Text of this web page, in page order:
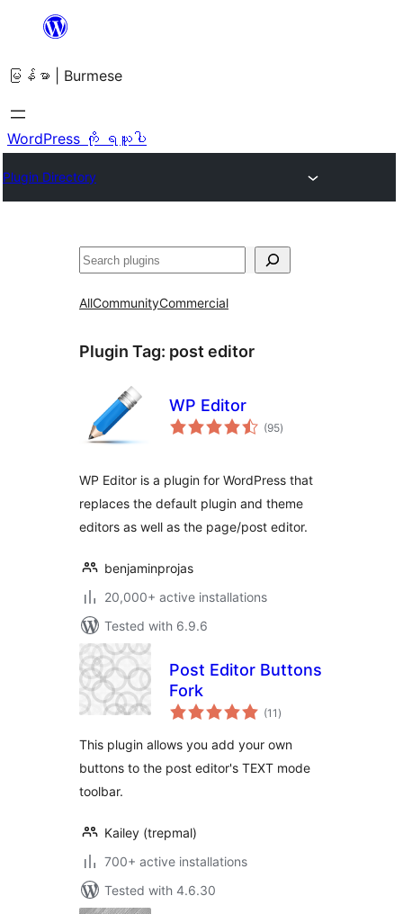
အကြောင်းအရာ
ကျော်သွား
ရန်
မြန်မာ | Burmese
WordPress ကို ရယူပါ
Plugin Directory
ရှာ
AllCommunityCommercial
Plugin Tag: post editor
WP Editor
(95total
ratings
)
WP Editor is a plugin for WordPress that
replaces the default plugin and theme
editors as well as the page/post editor.
benjaminprojas
20,000+ active installations
Tested with 6.9.6
Post Editor Buttons
Fork
(11 total
ratings
)
This plugin allows you add your own
buttons to the post editor's TEXT mode
toolbar.
Kailey (trepmal)
700+ active installations
Tested with 4.6.30